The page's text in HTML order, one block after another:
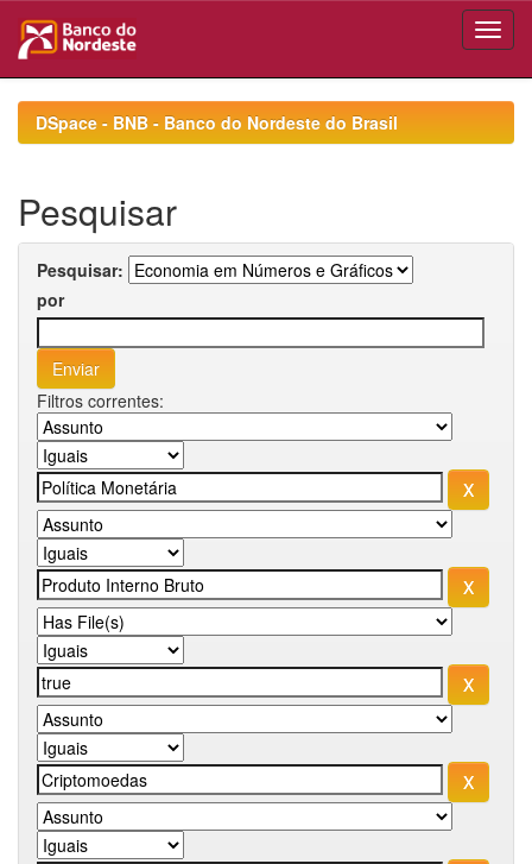
navigationDSpace - BNB - Banco do Nordeste do Brasil
Pesquisar
Pesquisar:
por
Filtros correntes: